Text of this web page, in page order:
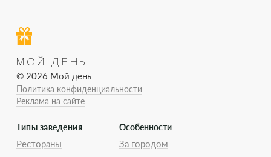
МОЙ ДЕНЬ
© 2026 Мой день
Политика конфиденциальности
Реклама на сайте
Типы заведения
Рестораны
Особенности
За городом